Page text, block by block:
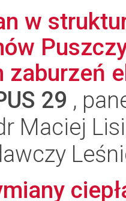
w
zaburzeń
29 ,
Maciej